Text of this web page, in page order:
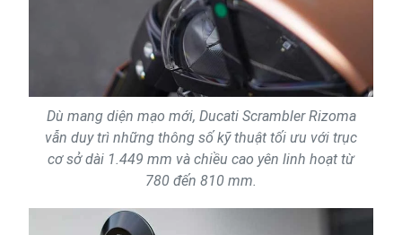
Dù mang diện mạo mới, Ducati Scrambler Rizoma
vẫn duy trì những thông số kỹ thuật tối ưu với trục
cơ sở dài 1.449 mm và chiều cao yên linh hoạt từ
780 đến 810 mm.